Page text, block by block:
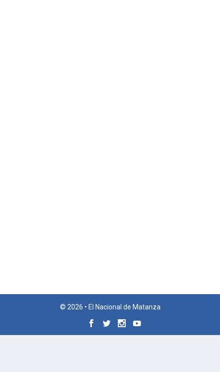
© 2026 • El Nacional de Matanza